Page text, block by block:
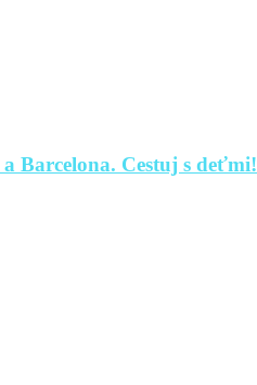
Barcelona. Cestuj s deťmi!